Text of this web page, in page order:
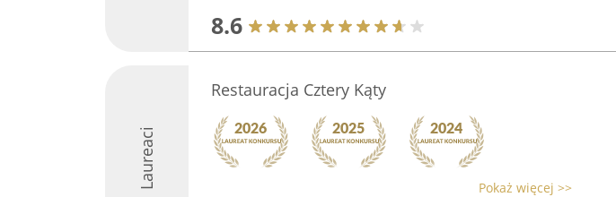
8.6
Laureaci
Restauracja Cztery Kąty
Pokaż więcej >>